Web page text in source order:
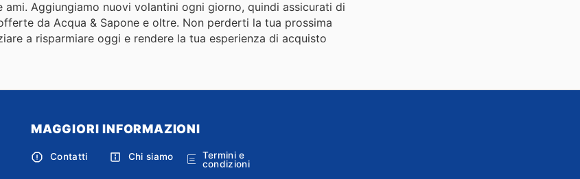
Aggiungiamo nuovi volantini ogni giorno, quindi assicurati di
da Acqua & Sapone e oltre. Non perderti la tua prossima
a risparmiare oggi e rendere la tua esperienza di acquisto
MAGGIORI INFORMAZIONI
Contatti Chi siamo
Termini e
condizioni